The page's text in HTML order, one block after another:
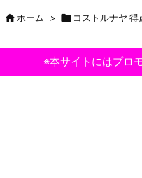
ホーム >  コストルナヤ
※本サイトにはプロ